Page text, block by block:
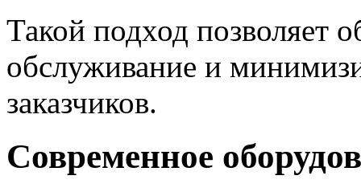
Такой подход позволяет
обслуживание и
заказчиков.
Современное